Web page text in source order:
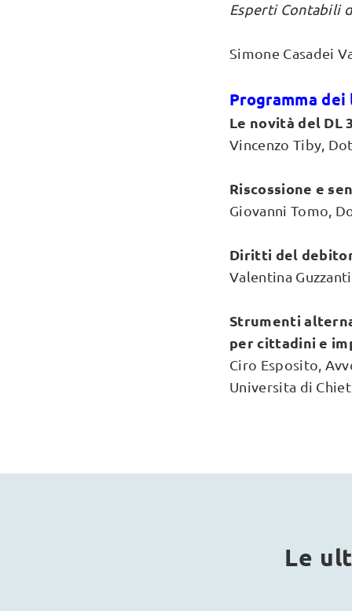
Esperti Contabili
Simone Casadei
Programma dei
Le novità del DL
Vincenzo Tiby,
Riscossione e
Giovanni Tomo,
Diritti del
Valentina
Strumenti
per cittadini e
Ciro Esposito,
Universita di
Le